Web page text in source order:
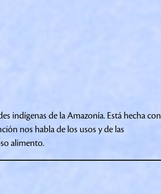
indígenas de la Amazonía. Está hecha con
nos habla de los usos y de las
alimento.